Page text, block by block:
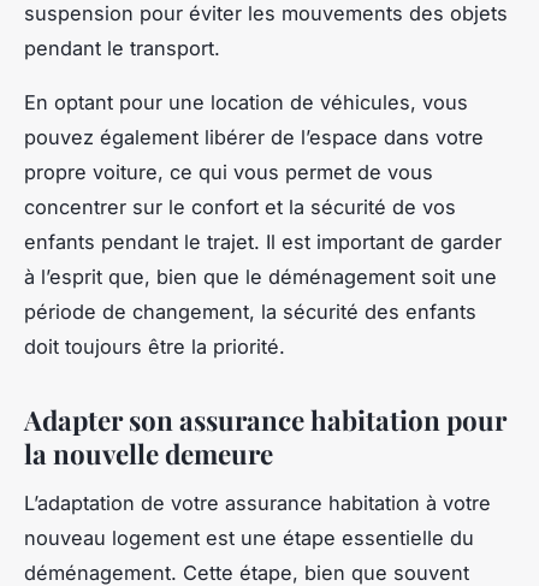
suspension pour éviter les mouvements des objets
pendant le transport.
En optant pour une location de véhicules, vous
pouvez également libérer de l’espace dans votre
propre voiture, ce qui vous permet de vous
concentrer sur le confort et la sécurité de vos
enfants pendant le trajet. Il est important de garder
à l’esprit que, bien que le déménagement soit une
période de changement, la sécurité des enfants
doit toujours être la priorité.
Adapter son assurance habitation pour
la nouvelle demeure
L’adaptation de votre assurance habitation à votre
nouveau logement est une étape essentielle du
déménagement. Cette étape, bien que souvent